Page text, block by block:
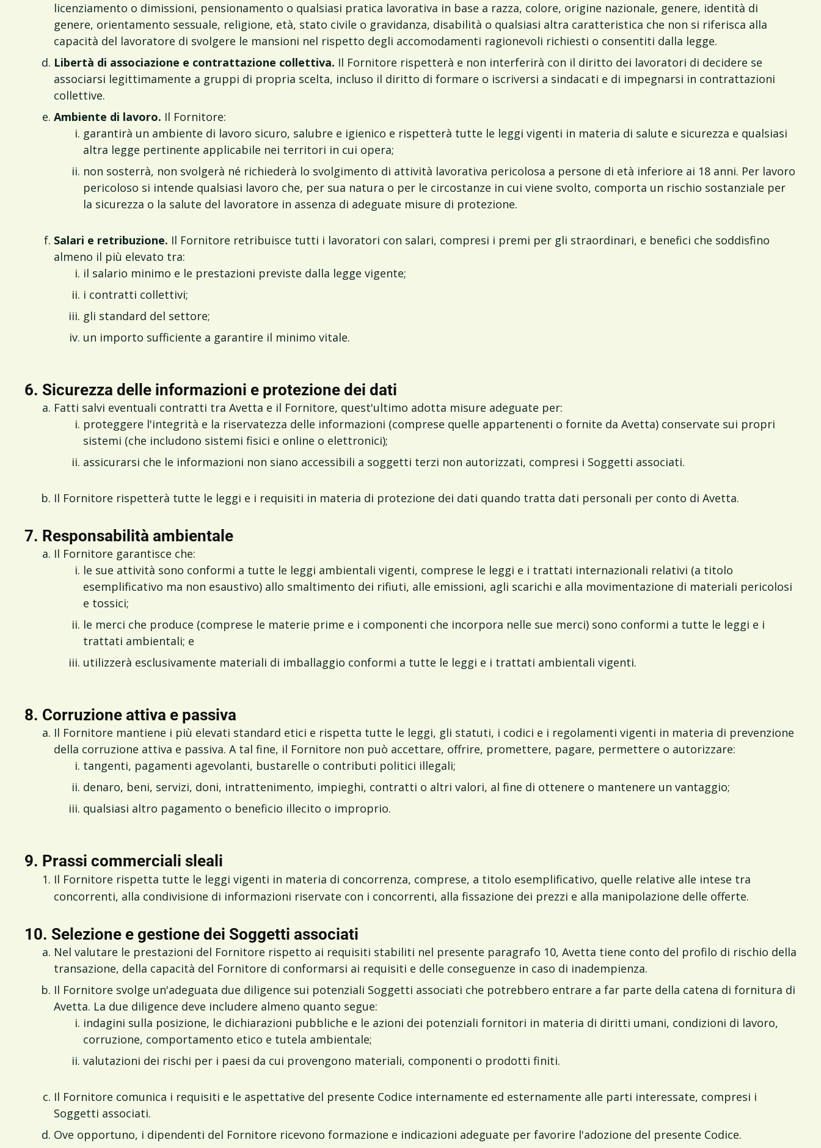
licenziamento o dimissioni, pensionamento o qualsiasi pratica lavorativa in base a razza, colore, origine nazionale, genere, identità di
genere, orientamento sessuale, religione, età, stato civile o gravidanza, disabilità o qualsiasi altra caratteristica che non si riferisca alla
capacità del lavoratore di svolgere le mansioni nel rispetto degli accomodamenti ragionevoli richiesti o consentiti dalla legge.
Libertà di associazione e contrattazione collettiva. Il Fornitore rispetterà e non interferirà con il diritto dei lavoratori di decidere se
associarsi legittimamente a gruppi di propria scelta, incluso il diritto di formare o iscriversi a sindacati e di impegnarsi in contrattazioni
collettive.
Ambiente di lavoro. Il Fornitore:
garantirà un ambiente di lavoro sicuro, salubre e igienico e rispetterà tutte le leggi vigenti in materia di salute e sicurezza e qualsiasi
altra legge pertinente applicabile nei territori in cui opera;
non sosterrà, non svolgerà né richiederà lo svolgimento di attività lavorativa pericolosa a persone di età inferiore ai 18 anni. Per lavoro
pericoloso si intende qualsiasi lavoro che, per sua natura o per le circostanze in cui viene svolto, comporta un rischio sostanziale per
la sicurezza o la salute del lavoratore in assenza di adeguate misure di protezione.
Salari e retribuzione. Il Fornitore retribuisce tutti i lavoratori con salari, compresi i premi per gli straordinari, e benefici che soddisfino
almeno il più elevato tra:
il salario minimo e le prestazioni previste dalla legge vigente;
i contratti collettivi;
gli standard del settore;
un importo sufficiente a garantire il minimo vitale.
6. Sicurezza delle informazioni e protezione dei dati
Fatti salvi eventuali contratti tra Avetta e il Fornitore, quest'ultimo adotta misure adeguate per:
proteggere l'integrità e la riservatezza delle informazioni (comprese quelle appartenenti o fornite da Avetta) conservate sui propri
sistemi (che includono sistemi fisici e online o elettronici);
assicurarsi che le informazioni non siano accessibili a soggetti terzi non autorizzati, compresi i Soggetti associati.
Il Fornitore rispetterà tutte le leggi e i requisiti in materia di protezione dei dati quando tratta dati personali per conto di Avetta.
7. Responsabilità ambientale
Il Fornitore garantisce che:
le sue attività sono conformi a tutte le leggi ambientali vigenti, comprese le leggi e i trattati internazionali relativi (a titolo
esemplificativo ma non esaustivo) allo smaltimento dei rifiuti, alle emissioni, agli scarichi e alla movimentazione di materiali pericolosi
e tossici;
le merci che produce (comprese le materie prime e i componenti che incorpora nelle sue merci) sono conformi a tutte le leggi e i
trattati ambientali; e
utilizzerà esclusivamente materiali di imballaggio conformi a tutte le leggi e i trattati ambientali vigenti.
8. Corruzione attiva e passiva
Il Fornitore mantiene i più elevati standard etici e rispetta tutte le leggi, gli statuti, i codici e i regolamenti vigenti in materia di prevenzione
della corruzione attiva e passiva. A tal fine, il Fornitore non può accettare, offrire, promettere, pagare, permettere o autorizzare:
tangenti, pagamenti agevolanti, bustarelle o contributi politici illegali;
denaro, beni, servizi, doni, intrattenimento, impieghi, contratti o altri valori, al fine di ottenere o mantenere un vantaggio;
qualsiasi altro pagamento o beneficio illecito o improprio.
9. Prassi commerciali sleali
Il Fornitore rispetta tutte le leggi vigenti in materia di concorrenza, comprese, a titolo esemplificativo, quelle relative alle intese tra
concorrenti, alla condivisione di informazioni riservate con i concorrenti, alla fissazione dei prezzi e alla manipolazione delle offerte.
10. Selezione e gestione dei Soggetti associati
Nel valutare le prestazioni del Fornitore rispetto ai requisiti stabiliti nel presente paragrafo 10, Avetta tiene conto del profilo di rischio della
transazione, della capacità del Fornitore di conformarsi ai requisiti e delle conseguenze in caso di inadempienza.
Il Fornitore svolge un'adeguata due diligence sui potenziali Soggetti associati che potrebbero entrare a far parte della catena di fornitura di
Avetta. La due diligence deve includere almeno quanto segue:
indagini sulla posizione, le dichiarazioni pubbliche e le azioni dei potenziali fornitori in materia di diritti umani, condizioni di lavoro,
corruzione, comportamento etico e tutela ambientale;
valutazioni dei rischi per i paesi da cui provengono materiali, componenti o prodotti finiti.
Il Fornitore comunica i requisiti e le aspettative del presente Codice internamente ed esternamente alle parti interessate, compresi i
Soggetti associati.
Ove opportuno, i dipendenti del Fornitore ricevono formazione e indicazioni adeguate per favorire l'adozione del presente Codice.